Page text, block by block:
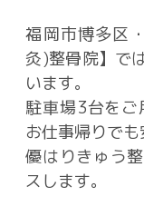
福岡市博多区
灸)整骨院】で
います。
駐車場3台をご
お仕事帰りでも
優はりきゅう
スします。